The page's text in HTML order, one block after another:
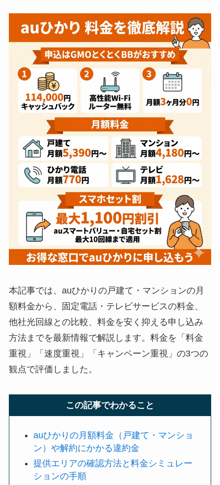
本記事では、auひかりの戸建て・マンションの月
額料金から、固定電話・テレビサービスの料金、
他社光回線との比較、料金を安く抑える申し込み
方法までを最新情報で解説します。料金を「料金
重視」「速度重視」「キャンペーン重視」の3つの
観点で評価しました。
この記事でわかること
auひかりの月額料金（戸建て・マンショ
ン）や解約にかかる違約金
提供エリアの確認方法と料金シミュレー
ションの手順